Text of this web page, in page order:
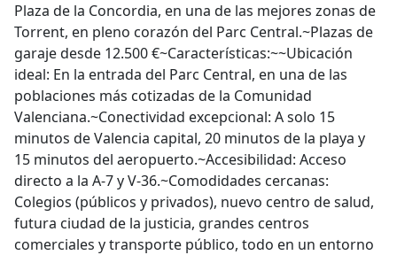
Torrent, en pleno corazón del Parc Central.~Plazas de
garaje desde 12.500 €~Características:~~Ubicación
ideal: En la entrada del Parc Central, en una de las
poblaciones más cotizadas de la Comunidad
Valenciana.~Conectividad excepcional: A solo 15
minutos de Valencia capital, 20 minutos de la playa y
15 minutos del aeropuerto.~Accesibilidad: Acceso
directo a la A-7 y V-36.~Comodidades cercanas:
Colegios (públicos y privados), nuevo centro de salud,
futura ciudad de la justicia, grandes centros
comerciales y transporte público, todo en un entorno
natural privilegiado, considerado el pulmón verde de